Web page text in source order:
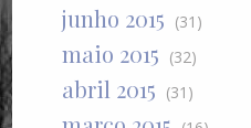
junho 2015 (31)
maio 2015 (32)
abril 2015 (31)